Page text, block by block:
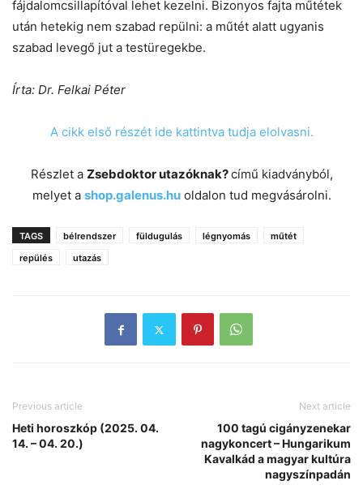
fájdalomcsillapítóval lehet kezelni. Bizonyos fajta műtétek
után hetekig nem szabad repülni: a műtét alatt ugyanis
szabad levegő jut a testüregekbe.
Írta: Dr. Felkai Péter
A cikk első részét ide kattintva tudja elolvasni.
Részlet a Zsebdoktor utazóknak?című kiadványból,
melyet a shop.galenus.huoldalon tud megvásárolni.
TAGS bélrendszer füldugulás légnyomás
műtét
repülés
utazás
Previous article
Heti horoszkóp (2025. 04.
14. – 04. 20.)
Next article
100 tagú cigányzenekar
nagykoncert – Hungarikum
Kavalkád a magyar kultúra
nagyszínpadán